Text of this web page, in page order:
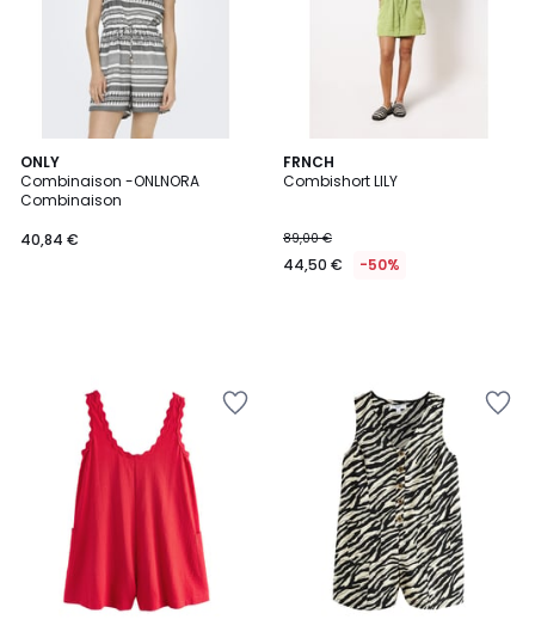
ONLY
Combinaison -ONLNORA
Combinaison
40,84 €
FRNCH
Combishort LILY
89,00 €
44,50 € -50%